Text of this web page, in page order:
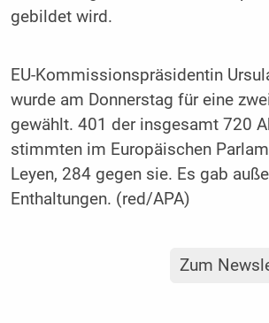
gebildet wird.
EU-Kommissionspräsidentin
wurde am Donnerstag für eine
gewählt. 401 der insgesamt 720
stimmten im Europäischen
Leyen, 284 gegen sie. Es gab
Enthaltungen. (red/APA)
Zum